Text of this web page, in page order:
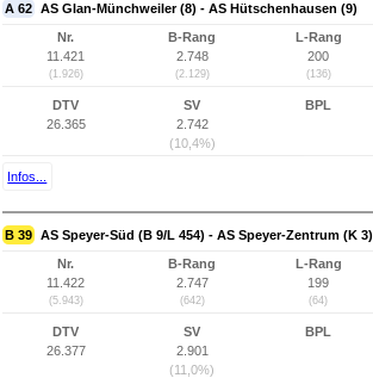
A 62 AS Glan-Münchweiler (8) - AS Hütschenhausen (9)
Nr.
11.421
(1.926)
B-Rang
2.748
(2.129)
L-Rang
200
(136)
DTV
26.365
SV
2.742
(10,4%)
BPL
Infos...
B 39 AS Speyer-Süd (B 9/L 454) - AS Speyer-Zentrum (K 3)
Nr.
11.422
(5.943)
B-Rang
2.747
(642)
L-Rang
199
(64)
DTV
26.377
SV
2.901
(11,0%)
BPL